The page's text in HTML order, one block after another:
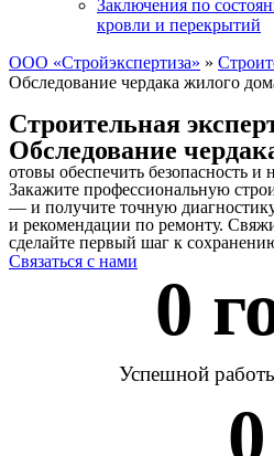
Заключения по
кровли и перекрытий
ООО «Стройэкспертиза» »
Обследование чердака жилого
Строительная
Обследование
отовы обеспечить безопасность и
Закажите профессиональную
— и получите точную
и рекомендации по ремонту.
сделайте первый шаг к
Связаться с нами
0
Успешной
0